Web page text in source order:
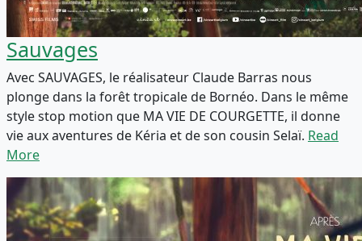
Sauvages
Avec SAUVAGES, le réalisateur Claude Barras nous
plonge dans la forêt tropicale de Bornéo. Dans le même
style stop motion que MA VIE DE COURGETTE, il donne
vie aux aventures de Kéria et de son cousin Selaï. Read
More